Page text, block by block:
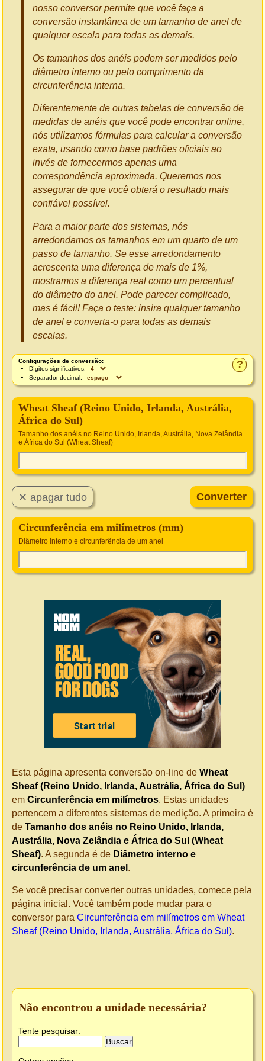
nosso conversor permite que você faça a
conversão instantânea de um tamanho de anel de
qualquer escala para todas as demais.
Os tamanhos dos anéis podem ser medidos pelo
diâmetro interno ou pelo comprimento da
circunferência interna.
Diferentemente de outras tabelas de conversão de
medidas de anéis que você pode encontrar online,
nós utilizamos fórmulas para calcular a conversão
exata, usando como base padrões oficiais ao
invés de fornecermos apenas uma
correspondência aproximada. Queremos nos
assegurar de que você obterá o resultado mais
confiável possível.
Para a maior parte dos sistemas, nós
arredondamos os tamanhos em um quarto de um
passo de tamanho. Se esse arredondamento
acrescenta uma diferença de mais de 1%,
mostramos a diferença real como um percentual
do diâmetro do anel. Pode parecer complicado,
mas é fácil! Faça o teste: insira qualquer tamanho
de anel e converta-o para todas as demais
escalas.
?
Configurações de conversão:
Dígitos significativos:
Separador decimal:
Wheat Sheaf (Reino Unido, Irlanda, Austrália,
África do Sul)
Tamanho dos anéis no Reino Unido, Irlanda, Austrália, Nova Zelândia
e África do Sul (Wheat Sheaf)
Circunferência em milímetros (mm)
Diâmetro interno e circunferência de um anel
Esta página apresenta conversão on-line de Wheat
Sheaf (Reino Unido, Irlanda, Austrália, África do Sul)
em Circunferência em milímetros. Estas unidades
pertencem a diferentes sistemas de medição. A primeira é
de Tamanho dos anéis no Reino Unido, Irlanda,
Austrália, Nova Zelândia e África do Sul (Wheat
Sheaf). A segunda é de Diâmetro interno e
circunferência de um anel .
Se você precisar converter outras unidades, comece pela
página inicial. Você também pode mudar para o
conversor para Circunferência em milímetros em Wheat
Sheaf (Reino Unido, Irlanda, Austrália, África do Sul).
Não encontrou a unidade necessária?
Tente pesquisar: